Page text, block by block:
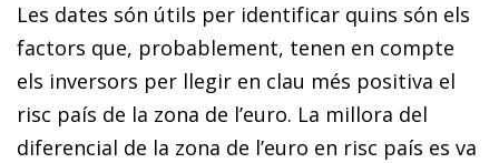
Les dates són útils per identificar quins són els
factors que, probablement, tenen en compte
els inversors per llegir en clau més positiva el
risc país de la zona de l’euro. La millora del
diferencial de la zona de l’euro en risc país es va